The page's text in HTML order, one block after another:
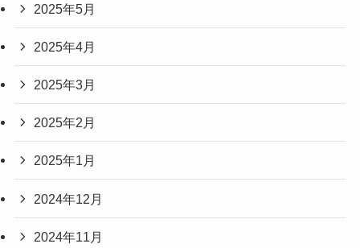
2025年5月
2025年4月
2025年3月
2025年2月
2025年1月
2024年12月
2024年11月